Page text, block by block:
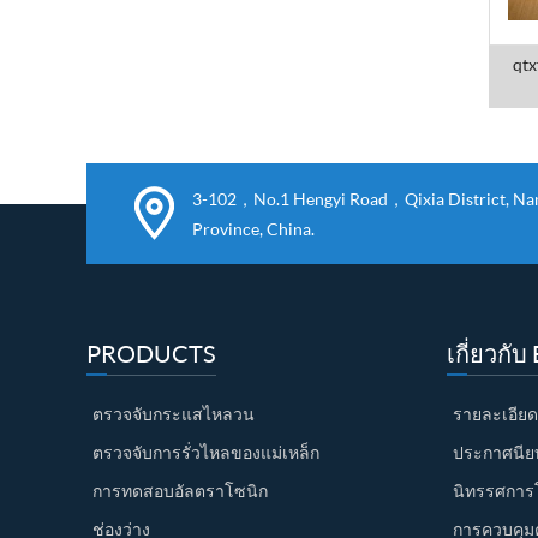
3-102，No.1 Hengyi Road，Qixia District,
Province, China.
PRODUCTS
ตรวจจับกระแสไหลวน
ตรวจจับการรั่วไหลของแม่เหล็ก
การทดสอบอัลตราโซนิก
ช่องว่าง
เกี่ยวกับ
รายละเอีย
ประกาศนี
นิทรรศการ
การควบคุ